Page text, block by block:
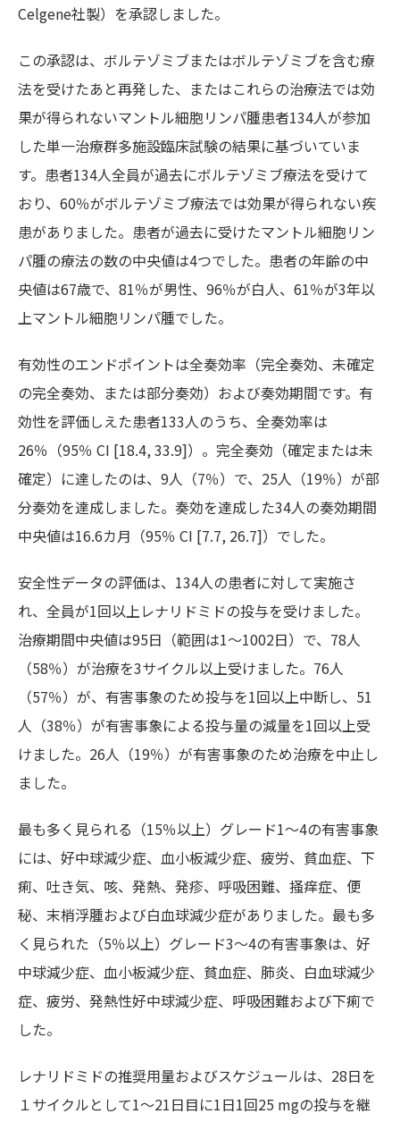
Celgene社製）を承認しました。
この承認は、ボルテゾミブまたはボルテゾミブを含む療
法を受けたあと再発した、またはこれらの治療法では効
果が得られないマントル細胞リンパ腫患者134人が参加
した単一治療群多施設臨床試験の結果に基づいていま
す。患者134人全員が過去にボルテゾミブ療法を受けて
おり、60％がボルテゾミブ療法では効果が得られない疾
患がありました。患者が過去に受けたマントル細胞リン
パ腫の療法の数の中央値は4つでした。患者の年齢の中
央値は67歳で、81％が男性、96％が白人、61％が3年以
上マントル細胞リンパ腫でした。
有効性のエンドポイントは全奏効率（完全奏効、未確定
の完全奏効、または部分奏効）および奏効期間です。有
効性を評価しえた患者133人のうち、全奏効率は
26％（95％ CI [18.4, 33.9]）。完全奏効（確定または未
確定）に達したのは、9人（7％）で、25人（19％）が部
分奏効を達成しました。奏効を達成した34人の奏効期間
中央値は16.6カ月（95％ CI [7.7, 26.7]）でした。
安全性データの評価は、134人の患者に対して実施さ
れ、全員が1回以上レナリドミドの投与を受けました。
治療期間中央値は95日（範囲は1～1002日）で、78人
（58％）が治療を3サイクル以上受けました。76人
（57％）が、有害事象のため投与を1回以上中断し、51
人（38％）が有害事象による投与量の減量を1回以上受
けました。26人（19％）が有害事象のため治療を中止し
ました。
最も多く見られる（15％以上）グレード1～4の有害事象
には、好中球減少症、血小板減少症、疲労、貧血症、下
痢、吐き気、咳、発熱、発疹、呼吸困難、掻痒症、便
秘、末梢浮腫および白血球減少症がありました。最も多
く見られた（5％以上）グレード3～4の有害事象は、好
中球減少症、血小板減少症、貧血症、肺炎、白血球減少
症、疲労、発熱性好中球減少症、呼吸困難および下痢で
した。
レナリドミドの推奨用量およびスケジュールは、28日を
１サイクルとして1～21日目に1日1回25 mgの投与を継